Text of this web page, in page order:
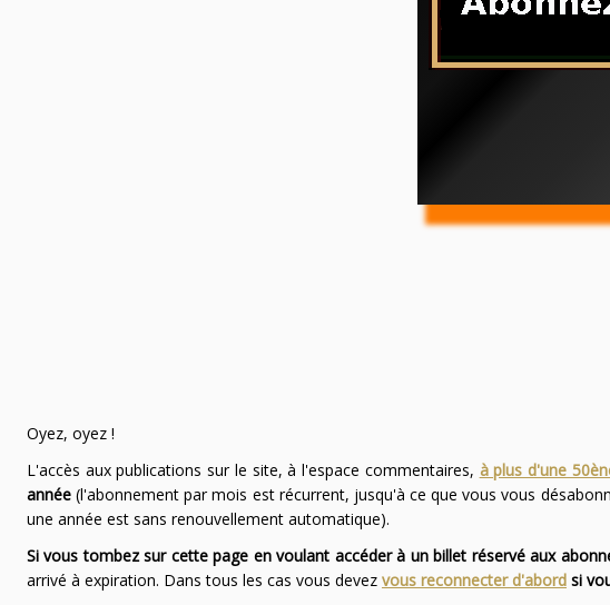
Oyez, oyez !
L'accès aux publications sur le site, à l'espace commentaires, à plus d'une
année(l'abonnement par mois est récurrent, jusqu'à ce que vous vous
une année est sans renouvellement automatique).
Si vous tombez sur cette page en voulant accéder à un billet réservé aux
arrivé à expiration. Dans tous les cas vous devez vous reconnecter d'abordsi